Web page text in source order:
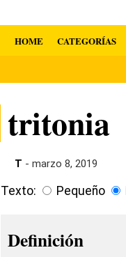
HOME CATEGORÍAS
tritonia
T - marzo 8, 2019
Texto: Pequeño
Definición